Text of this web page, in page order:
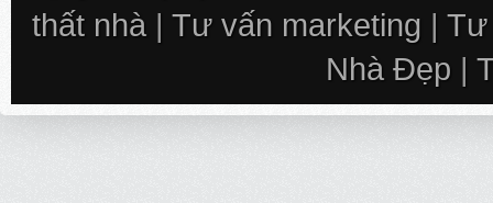
thất nhà | Tư vấn marketing | Tư
Nhà Đẹp |